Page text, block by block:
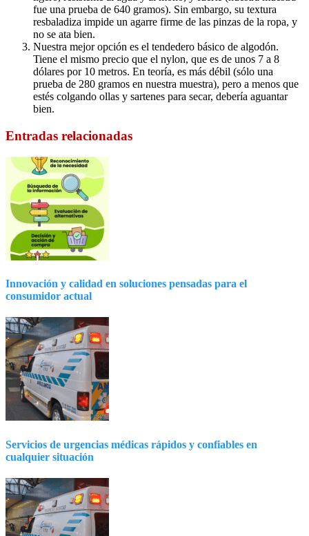
fue una prueba de 640 gramos). Sin embargo, su textura
resbaladiza impide un agarre firme de las pinzas de la ropa, y
no se ata bien.
Nuestra mejor opción es el tendedero básico de algodón.
Tiene el mismo precio que el nylon, que es de unos 7 a 8
dólares por 10 metros. En teoría, es más débil (sólo una
prueba de 280 gramos en nuestra muestra), pero a menos que
estés colgando ollas y sartenes para secar, debería aguantar
bien.
Entradas relacionadas
Innovación y calidad en soluciones pensadas para el
consumidor actual
Servicios de urgencias médicas rápidos y confiables en
cualquier situación